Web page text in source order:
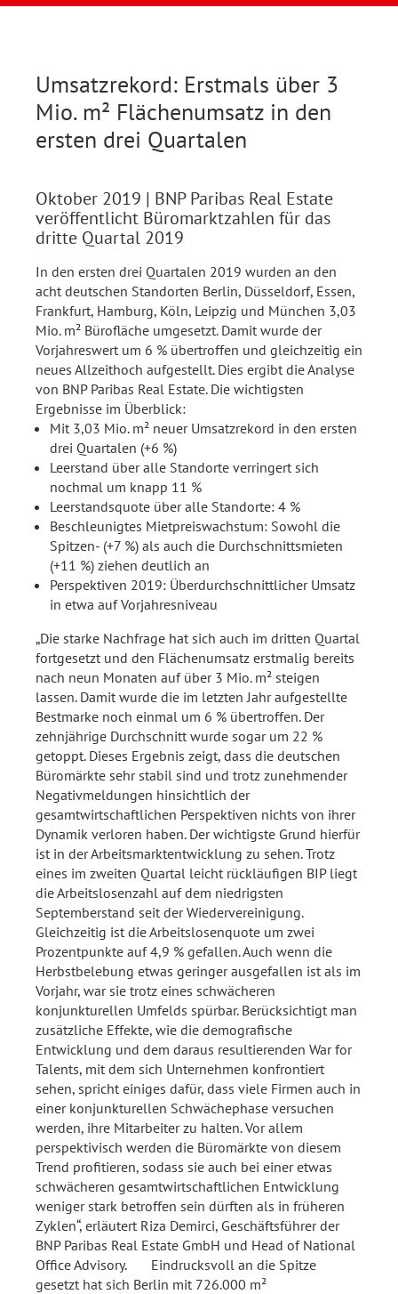
Umsatzrekord: Erstmals über 3
Mio. m² Flächenumsatz in den
ersten drei Quartalen
Oktober 2019 | BNP Paribas Real Estate
veröffentlicht Büromarktzahlen für das
dritte Quartal 2019
In den ersten drei Quartalen 2019 wurden an den
acht deutschen Standorten Berlin, Düsseldorf, Essen,
Frankfurt, Hamburg, Köln, Leipzig und München 3,03
Mio. m² Bürofläche umgesetzt. Damit wurde der
Vorjahreswert um 6 % übertroffen und gleichzeitig ein
neues Allzeithoch aufgestellt. Dies ergibt die Analyse
von BNP Paribas Real Estate. Die wichtigsten
Ergebnisse im Überblick:
Mit 3,03 Mio. m² neuer Umsatzrekord in den ersten
drei Quartalen (+6 %)
Leerstand über alle Standorte verringert sich
nochmal um knapp 11 %
Leerstandsquote über alle Standorte: 4 %
Beschleunigtes Mietpreiswachstum: Sowohl die
Spitzen- (+7 %) als auch die Durchschnittsmieten
(+11 %) ziehen deutlich an
Perspektiven 2019: Überdurchschnittlicher Umsatz
in etwa auf Vorjahresniveau
„Die starke Nachfrage hat sich auch im dritten Quartal
fortgesetzt und den Flächenumsatz erstmalig bereits
nach neun Monaten auf über 3 Mio. m² steigen
lassen. Damit wurde die im letzten Jahr aufgestellte
Bestmarke noch einmal um 6 % übertroffen. Der
zehnjährige Durchschnitt wurde sogar um 22 %
getoppt. Dieses Ergebnis zeigt, dass die deutschen
Büromärkte sehr stabil sind und trotz zunehmender
Negativmeldungen hinsichtlich der
gesamtwirtschaftlichen Perspektiven nichts von ihrer
Dynamik verloren haben. Der wichtigste Grund hierfür
ist in der Arbeitsmarktentwicklung zu sehen. Trotz
eines im zweiten Quartal leicht rückläufigen BIP liegt
die Arbeitslosenzahl auf dem niedrigsten
Septemberstand seit der Wiedervereinigung.
Gleichzeitig ist die Arbeitslosenquote um zwei
Prozentpunkte auf 4,9 % gefallen. Auch wenn die
Herbstbelebung etwas geringer ausgefallen ist als im
Vorjahr, war sie trotz eines schwächeren
konjunkturellen Umfelds spürbar. Berücksichtigt man
zusätzliche Effekte, wie die demografische
Entwicklung und dem daraus resultierenden War for
Talents, mit dem sich Unternehmen konfrontiert
sehen, spricht einiges dafür, dass viele Firmen auch in
einer konjunkturellen Schwächephase versuchen
werden, ihre Mitarbeiter zu halten. Vor allem
perspektivisch werden die Büromärkte von diesem
Trend profitieren, sodass sie auch bei einer etwas
schwächeren gesamtwirtschaftlichen Entwicklung
weniger stark betroffen sein dürften als in früheren
Zyklen“, erläutert Riza Demirci, Geschäftsführer der
BNP Paribas Real Estate GmbH und Head of National
Office Advisory. Eindrucksvoll an die Spitze
gesetzt hat sich Berlin mit 726.000 m²